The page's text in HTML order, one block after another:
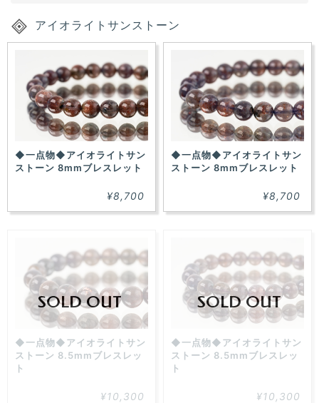
新入荷 2025.11.13
大人気！透明度の高いスーパーセブンが5点入荷しまし
た！
アイオライトサンストーン
◆一点物◆アイオライトサン
ストーン 8mmブレスレット
¥8,700
◆一点物◆アイオライトサン
ストーン 8mmブレスレット
¥8,700
SOLD OUT
◆一点物◆アイオライトサン
ストーン 8.5mmブレスレッ
ト
¥10,300
SOLD OUT
◆一点物◆アイオライトサン
ストーン 8.5mmブレスレッ
ト
¥10,300